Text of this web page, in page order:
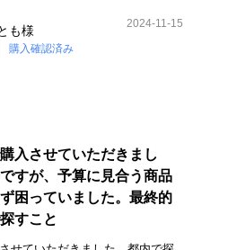
も様
購入確認済み
2024-11-15
入させていただきまし
すが、予算に見合う商品
困っていました。最終的
すこと